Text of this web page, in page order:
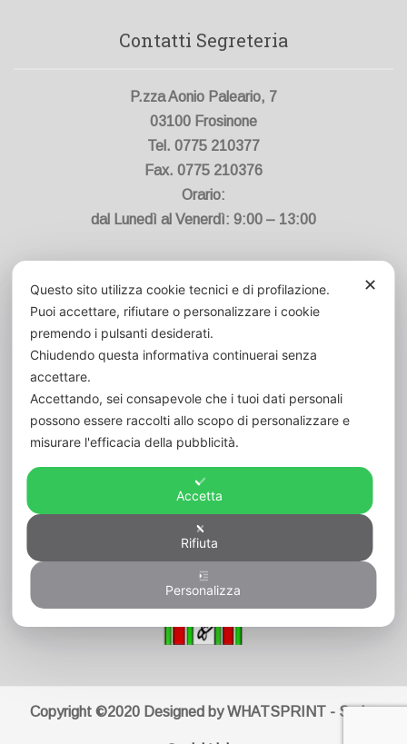
Contatti Segreteria
P.zza Aonio Paleario, 7
03100 Frosinone
Tel. 0775 210377
Fax. 0775 210376
Orario:
dal Lunedì al Venerdì: 9:00 – 13:00
info@ordinefarmacistifr.it
ordinefarmacistifr@pec.fofi.it
Codice Fiscale:80006420600
Cod. Un. Fatt. Elett.:UFVK43
Copyright ©2020 Designed by WHATSPRINT - Serba
✕
Questo sito utilizza cookie tecnici e di profilazione.
Puoi accettare, rifiutare o personalizzare i cookie
premendo i pulsanti desiderati.
Chiudendo questa informativa continuerai senza
accettare.
Accettando, sei consapevole che i tuoi dati personali
possono essere raccolti allo scopo di personalizzare e
misurare l'efficacia della pubblicità.
Accetta
Rifiuta
Personalizza